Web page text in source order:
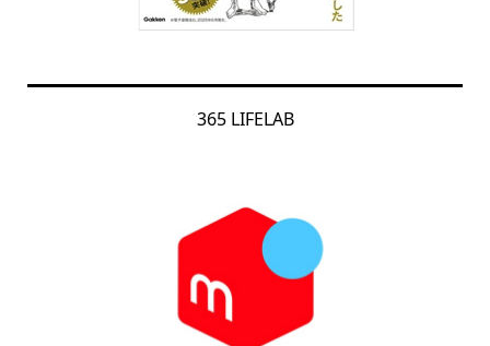
365 LIFELAB